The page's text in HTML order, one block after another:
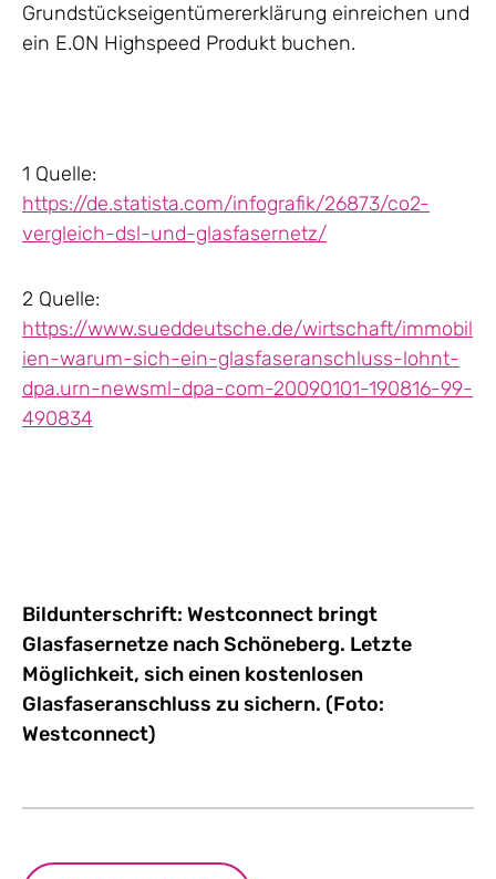
Grundstückseigentümererklärung einreichen und
ein E.ON Highspeed Produkt buchen.
1 Quelle:
https://de.statista.com/infografik/26873/co2-
vergleich-dsl-und-glasfasernetz/
2 Quelle:
https://www.sueddeutsche.de/wirtschaft/immobil
ien-warum-sich-ein-glasfaseranschluss-lohnt-
dpa.urn-newsml-dpa-com-20090101-190816-99-
490834
Bildunterschrift: Westconnect bringt
Glasfasernetze nach Schöneberg. Letzte
Möglichkeit, sich einen kostenlosen
Glasfaseranschluss zu sichern. (Foto:
Westconnect)